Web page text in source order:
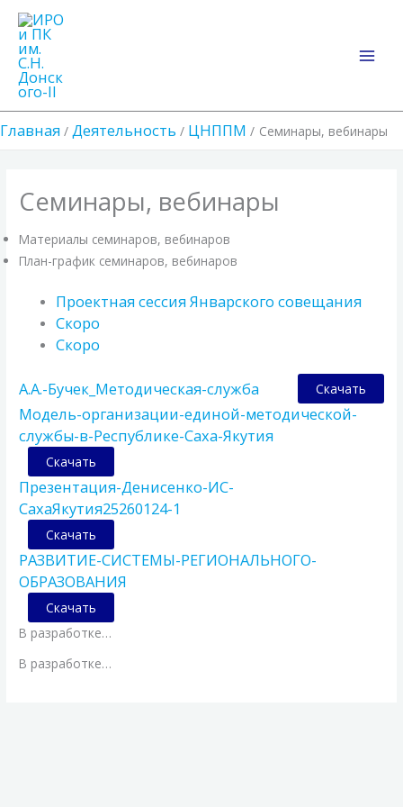
Перейти
содержимому
Главная Деятельность ЦНППМ Семинары, вебинары
Семинары, вебинары
Материалы семинаров, вебинаров
План-график семинаров, вебинаров
Проектная сессия Январского совещания
Скоро
Скоро
А.А.-Бучек_Методическая-служба Скачать
Модель-организации-единой-методической-
службы-в-Республике-Саха-Якутия
Скачать
Презентация-Денисенко-ИС-
СахаЯкутия25260124-1
Скачать
РАЗВИТИЕ-СИСТЕМЫ-РЕГИОНАЛЬНОГО-
ОБРАЗОВАНИЯ
Скачать
В разработке…
В разработке…